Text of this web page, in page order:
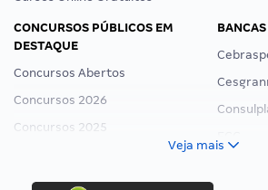
CONCURSOS PÚBLICOS EM
DESTAQUE
Concursos Abertos
Concursos 2026
Concursos 2025
Concurso Ibama
Veja mais